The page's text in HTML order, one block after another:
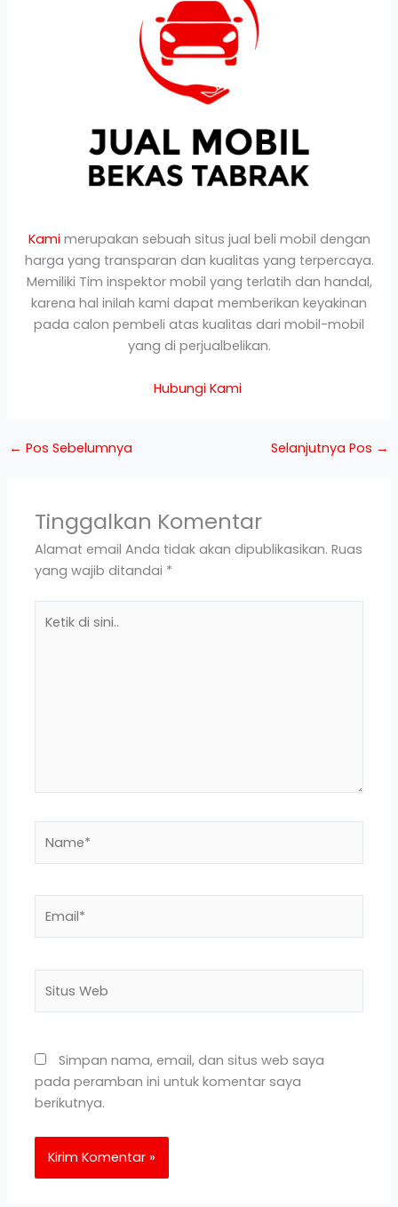
Kamimerupakan sebuah situs jual beli mobil dengan
harga yang transparan dan kualitas yang terpercaya.
Memiliki Tim inspektor mobil yang terlatih dan handal,
karena hal inilah kami dapat memberikan keyakinan
pada calon pembeli atas kualitas dari mobil-mobil
yang di perjualbelikan.
Hubungi Kami
← Pos Sebelumnya Selanjutnya Pos →
Tinggalkan Komentar
Alamat email Anda tidak akan dipublikasikan. Ruas
yang wajib ditandai *
di
Web
Simpan nama, email, dan situs web saya
pada peramban ini untuk komentar saya
berikutnya.